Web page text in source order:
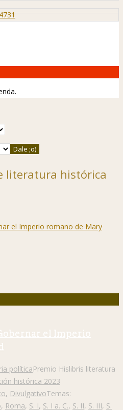
literatura histórica
el Imperio
políticaPremio Hislibris literatura
histórica 2023
, DivulgativoTemas:
, Roma, S. I, S. I a. C., S. II, S. III, S.